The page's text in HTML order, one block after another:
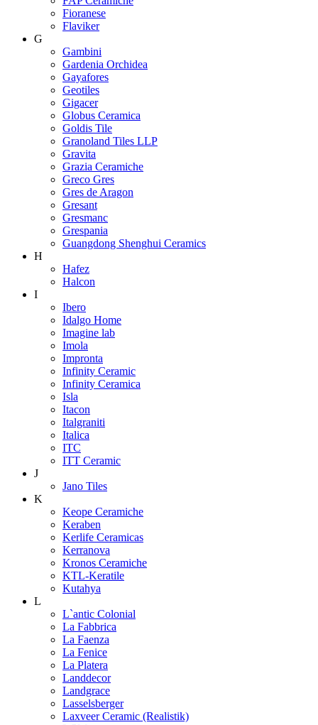
Fioranese
Flaviker
G
Gambini
Gardenia Orchidea
Gayafores
Geotiles
Gigacer
Globus Ceramica
Goldis Tile
Granoland Tiles LLP
Gravita
Grazia Ceramiche
Greco Gres
Gres de Aragon
Gresant
Gresmanc
Grespania
Guangdong Shenghui Ceramics
H
Hafez
Halcon
I
Ibero
Idalgo Home
Imagine lab
Imola
Impronta
Infinity Ceramic
Infinity Ceramica
Isla
Itacon
Italgraniti
Italica
ITC
ITT Ceramic
J
Jano Tiles
K
Keope Ceramiche
Keraben
Kerlife Ceramicas
Kerranova
Kronos Ceramiche
KTL-Keratile
Kutahya
L
L`antic Colonial
La Fabbrica
La Faenza
La Fenice
La Platera
Landdecor
Landgrace
Lasselsberger
Laxveer Ceramic (Realistik)